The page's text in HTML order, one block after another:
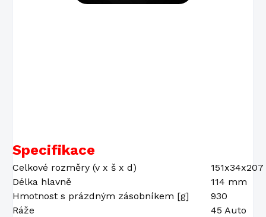
Specifikace
Celkové rozměry (v x š x d)
Délka hlavně
114 mm
Hmotnost s prázdným zásobníkem [g]
930
Ráže
45 Auto